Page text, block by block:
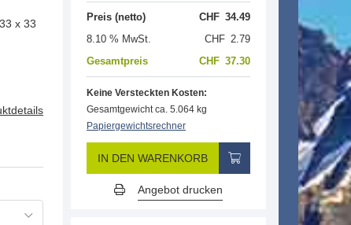
x 33
Preis (netto) CHF 34.49
8.10 % MwSt.
CHF 2.79
Gesamtpreis
CHF 37.30
Keine Versteckten Kosten:
Gesamtgewicht ca. 5.064 kg
Papiergewichtsrechner
IN DEN WARENKORB
Angebot drucken